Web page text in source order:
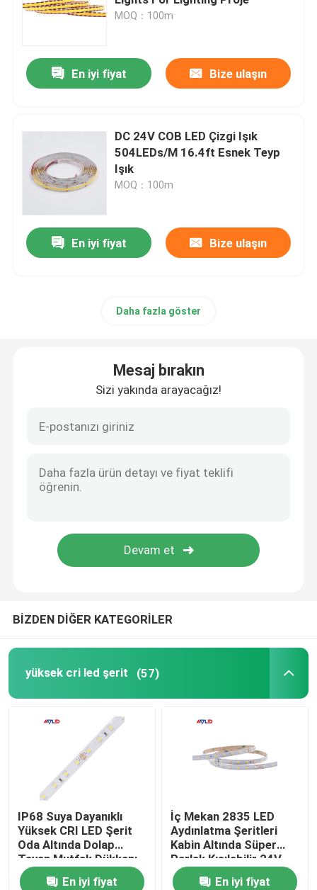
LED Şerit Güç Kaynağı
LED Şerit Konnektör
led neon ışık
MOQ：100m
En iyi fiyat Bize ulaşın
DC 24V COB LED Çizgi Işık
504LEDs/M 16.4ft Esnek Teyp
Işık
MOQ：100m
En iyi fiyat Bize ulaşın
Daha fazla göster
Mesaj bırakın
Sizi yakında arayacağız!
BİZDEN DİĞER KATEGORİLER
yüksek cri led şerit (57)
IP68 Suya Dayanıklı
Yüksek CRI LED Şerit
Oda Altında Dolap
Tavan Mutfak Dükkanı
Yatak Odası
En iyi fiyat
İç Mekan 2835 LED
Aydınlatma Şeritleri
Kabin Altında Süper
Parlak Kısılabilir 24V
Kurulumu
En iyi fiyat